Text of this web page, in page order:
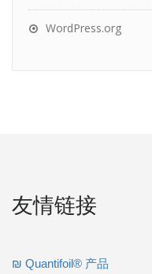
WordPress.org
友情链接
₪ Quantifoil® 产品